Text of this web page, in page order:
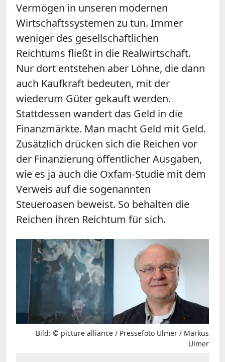
Vermögen in unseren modernen
Wirtschaftssystemen zu tun. Immer
weniger des gesellschaftlichen
Reichtums fließt in die Realwirtschaft.
Nur dort entstehen aber Löhne, die dann
auch Kaufkraft bedeuten, mit der
wiederum Güter gekauft werden.
Stattdessen wandert das Geld in die
Finanzmärkte. Man macht Geld mit Geld.
Zusätzlich drücken sich die Reichen vor
der Finanzierung öffentlicher Ausgaben,
wie es ja auch die Oxfam-Studie mit dem
Verweis auf die sogenannten
Steueroasen beweist. So behalten die
Reichen ihren Reichtum für sich.
Bild: © picture alliance / Pressefoto Ulmer / Markus
Ulmer